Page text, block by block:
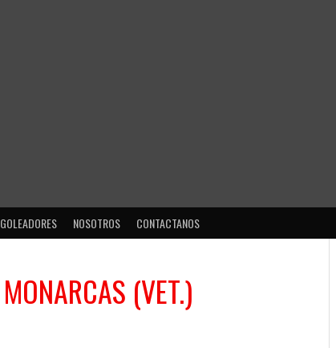
GOLEADORES NOSOTROS CONTACTANOS
MONARCAS (VET.)